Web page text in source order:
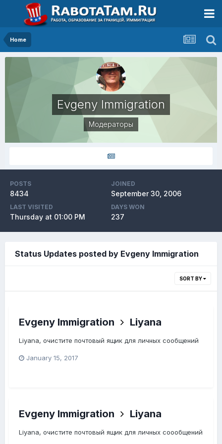
Home
Evgeny Immigration
Модераторы
POSTS
8434
JOINED
September 30, 2006
LAST VISITED
Thursday at 01:00 PM
DAYS WON
237
Status Updates posted by Evgeny Immigration
SORT BY
Evgeny Immigration Liyana
Liyana, очистите почтовый ящик для личных сообщений
January 15, 2017
Evgeny Immigration Liyana
Liyana, очистите почтовый ящик для личных соообщений